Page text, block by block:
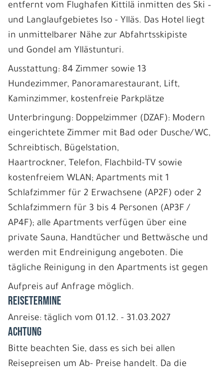
entfernt vom Flughafen Kittilä inmitten des Ski –
und Langlaufgebietes Iso - Ylläs. Das Hotel liegt
in unmittelbarer Nähe zur Abfahrtsskipiste
und Gondel am Yllästunturi.
Ausstattung: 84 Zimmer sowie 13
Hundezimmer, Panoramarestaurant, Lift,
Kaminzimmer, kostenfreie Parkplätze
Unterbringung: Doppelzimmer (DZAF): Modern
eingerichtete Zimmer mit Bad oder Dusche/WC,
Schreibtisch, Bügelstation,
Haartrockner, Telefon, Flachbild-TV sowie
kostenfreiem WLAN; Apartments mit 1
Schlafzimmer für 2 Erwachsene (AP2F) oder 2
Schlafzimmern für 3 bis 4 Personen (AP3F /
AP4F); alle Apartments verfügen über eine
private Sauna, Handtücher und Bettwäsche und
werden mit Endreinigung angeboten. Die
tägliche Reinigung in den Apartments ist gegen
Aufpreis auf Anfrage möglich.
REISETERMINE
Anreise: täglich vom 01.12. - 31.03.2027
ACHTUNG
Bitte beachten Sie, dass es sich bei allen
Reisepreisen um Ab- Preise handelt. Da die